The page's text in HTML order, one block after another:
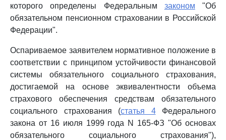
которого определены Федеральным законом "Об
обязательном пенсионном страховании в Российской
Федерации".
Оспариваемое заявителем нормативное положение в
соответствии с принципом устойчивости финансовой
системы обязательного социального страхования,
достигаемой на основе эквивалентности объема
страхового обеспечения средствам обязательного
социального страхования (статья 4Федерального
закона от 16 июля 1999 года N 165-ФЗ "Об основах
обязательного социального страхования"),